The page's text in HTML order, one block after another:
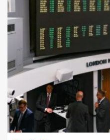
1 न्यूनतम पढ़ा